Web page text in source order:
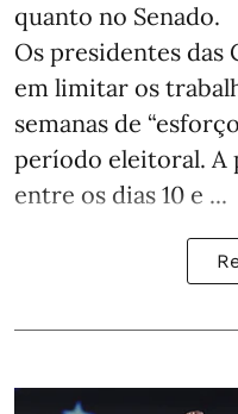
quanto no Senado.
Os presidentes das
em limitar os
semanas de
período eleitoral. A
entre os dias 10 e ...